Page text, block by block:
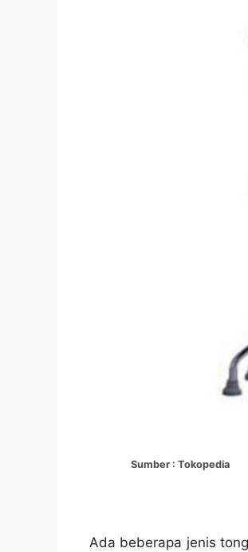
Sumber : Tokopedia
Ada beberapa jenis